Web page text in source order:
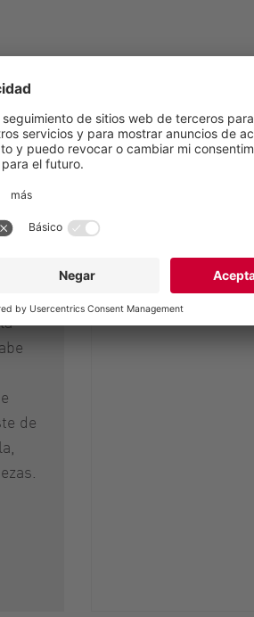
es
de
Opciones
Materiales